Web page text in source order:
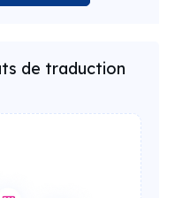
de traduction